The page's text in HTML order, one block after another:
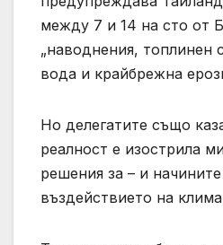
между 7 и 14 на сто от
„наводнения, топлинен
вода и крайбрежна
Но делегатите също
реалност е изострила
решения за – и
въздействието на